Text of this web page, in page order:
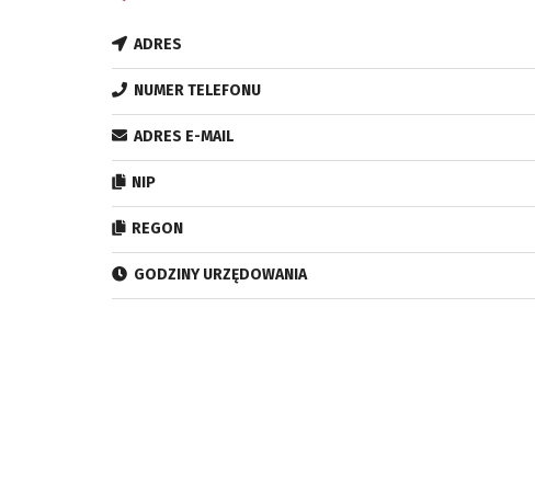
ADRES
NUMER TELEFONU
ADRES E-MAIL
NIP
REGON
GODZINY URZĘDOWANIA